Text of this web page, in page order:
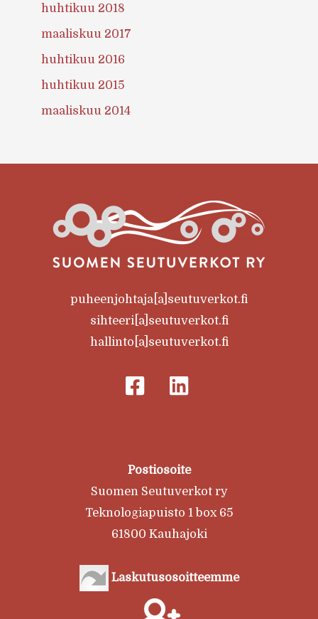
huhtikuu 2018
maaliskuu 2017
huhtikuu 2016
huhtikuu 2015
maaliskuu 2014
puheenjohtaja[a]seutuverkot.fi
sihteeri[a]seutuverkot.fi
hallinto[a]seutuverkot.fi
Postiosoite
Suomen Seutuverkot ry
Teknologiapuisto 1 box 65
61800 Kauhajoki
Laskutusosoitteemme